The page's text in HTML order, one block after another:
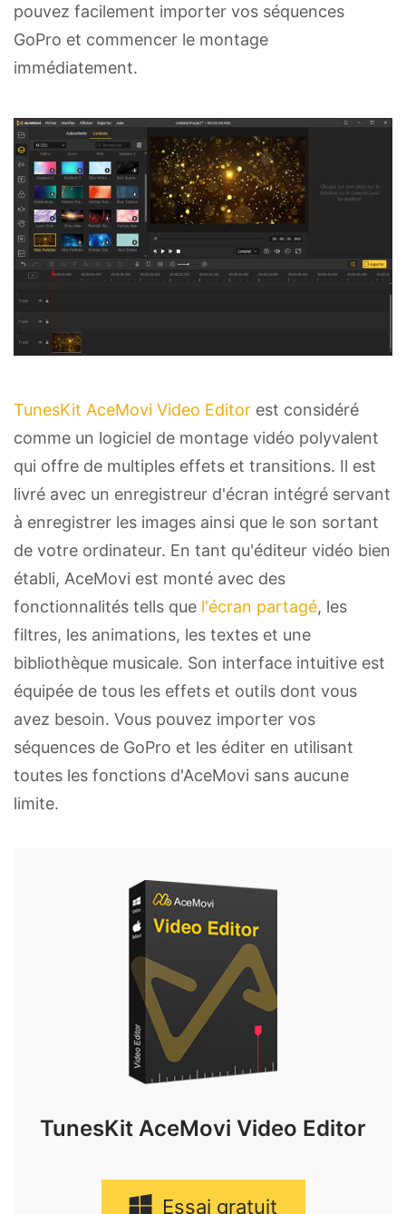
pouvez facilement importer vos séquences
GoPro et commencer le montage
immédiatement.
TunesKit AceMovi Video Editor est considéré
comme un logiciel de montage vidéo polyvalent
qui offre de multiples effets et transitions. Il est
livré avec un enregistreur d'écran intégré servant
à enregistrer les images ainsi que le son sortant
de votre ordinateur. En tant qu'éditeur vidéo bien
établi, AceMovi est monté avec des
fonctionnalités tells que l'écran partagé, les
filtres, les animations, les textes et une
bibliothèque musicale. Son interface intuitive est
équipée de tous les effets et outils dont vous
avez besoin. Vous pouvez importer vos
séquences de GoPro et les éditer en utilisant
toutes les fonctions d'AceMovi sans aucune
limite.
TunesKit AceMovi Video Editor
Essai gratuit